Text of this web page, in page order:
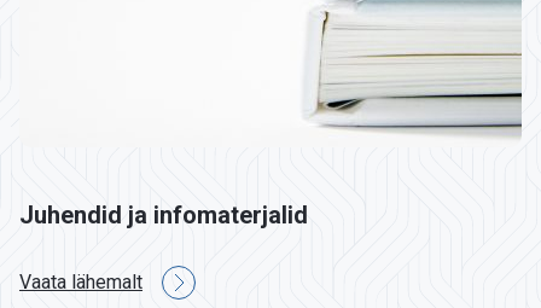
Juhendid ja infomaterjalid
Vaata lähemalt